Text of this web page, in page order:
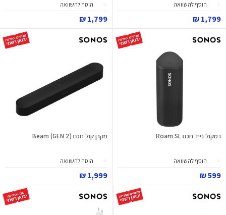
הוסף להשוואה
1,799 ₪
הוסף להשוואה
1,799 ₪
רמקול נייד חכם Roam SL
הוסף להשוואה
599 ₪
מקרן קול חכם Beam (GEN 2)
הוסף להשוואה
1,999 ₪